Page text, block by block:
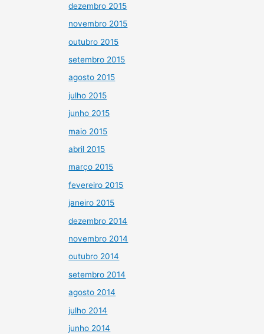
dezembro 2015
novembro 2015
outubro 2015
setembro 2015
agosto 2015
julho 2015
junho 2015
maio 2015
abril 2015
março 2015
fevereiro 2015
janeiro 2015
dezembro 2014
novembro 2014
outubro 2014
setembro 2014
agosto 2014
julho 2014
junho 2014